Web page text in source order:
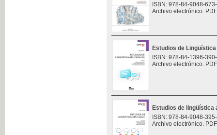
ISBN: 978-84-9048-
Archivo electrónico.
Estudios de
ISBN: 978-84-1396-
Archivo electrónico.
Estudios de lingüística
ISBN: 978-84-9048-
Archivo electrónico.